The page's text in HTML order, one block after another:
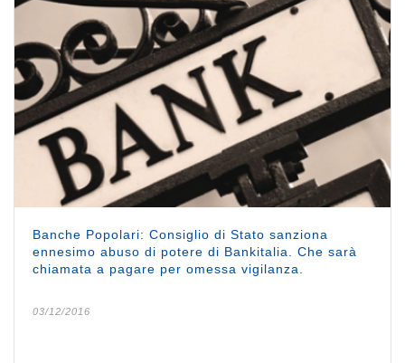
Banche Popolari: Consiglio di Stato sanziona
ennesimo abuso di potere di Bankitalia. Che sarà
chiamata a pagare per omessa vigilanza.
03/12/2016